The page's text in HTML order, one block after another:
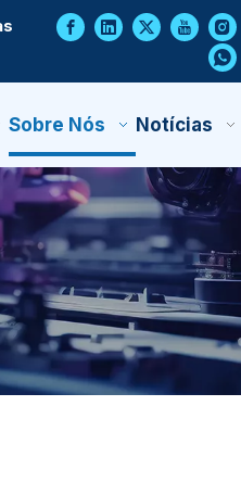
Sobre Nós Notícias